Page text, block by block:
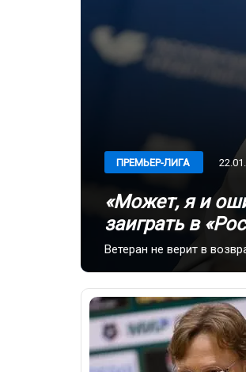
ПРЕМЬЕР-ЛИГА
«Может, я и
заиграть в
Ветеран не верит в